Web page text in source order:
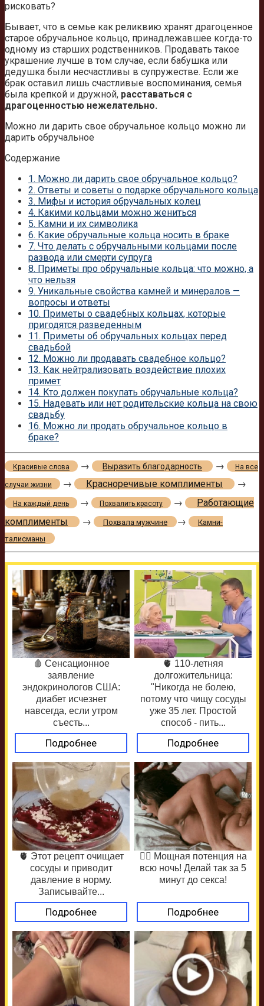
рисковать?
Бывает, что в семье как реликвию хранят драгоценное
старое обручальное кольцо, принадлежавшее когда-то
одному из старших родственников. Продавать такое
украшение лучше в том случае, если бабушка или
дедушка были несчастливы в супружестве. Если же
брак оставил лишь счастливые воспоминания, семья
была крепкой и дружной, расставаться с
драгоценностью нежелательно.
Можно ли дарить свое обручальное кольцо можно ли
дарить обручальное
Содержание
1. Можно ли дарить свое обручальное кольцо?
2. Ответы и советы о подарке обручального кольца
3. Мифы и история обручальных колец
4. Какими кольцами можно жениться
5. Камни и их символика
6. Какие обручальные кольца носить в браке
7. Что делать с обручальными кольцами после
развода или смерти супруга
8. Приметы про обручальные кольца: что можно, а
что нельзя
9. Уникальные свойства камней и минералов —
вопросы и ответы
10. Приметы о свадебных кольцах, которые
пригодятся разведенным
11. Приметы об обручальных кольцах перед
свадьбой
12. Можно ли продавать свадебное кольцо?
13. Как нейтрализовать воздействие плохих
примет
14. Кто должен покупать обручальные кольца?
15. Надевать или нет родительские кольца на свою
свадьбу
16. Можно ли продать обручальное кольцо в
браке?
Красивые слова → Выразить благодарность → На все
случаи жизни → Красноречивые комплименты →
На каждый день → Похвалить красоту →
Работающие
комплименты
→ Похвала мужчине →
Камни-
талисманы
🩸 Сенсационное
заявление
эндокринологов США:
диабет исчезнет
навсегда, если утром
съесть...
Подробнее
🫀 110-летняя
долгожительница:
"Никогда не болею,
потому что чищу сосуды
уже 35 лет. Простой
способ - пить...
Подробнее
🫀 Этот рецепт очищает
сосуды и приводит
давление в норму.
Записывайте...
Подробнее
❤️‍🔥 Мощная потенция на
всю ночь! Делай так за 5
минут до секса!
Подробнее